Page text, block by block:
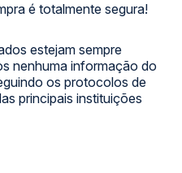
é totalmente segura!
estejam sempre
nenhuma informação do
os protocolos de
principais instituições